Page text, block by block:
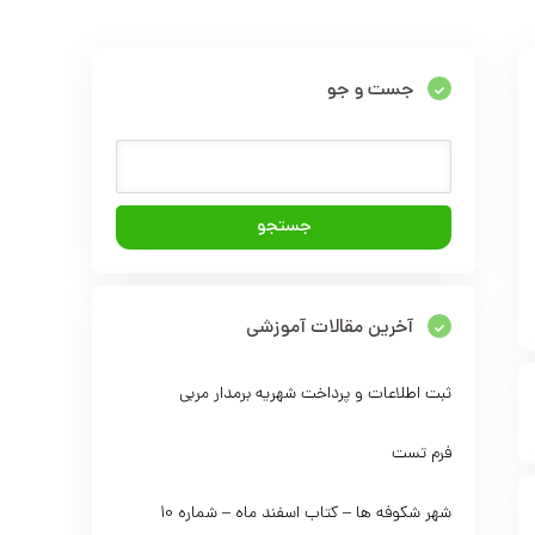
جست و جو
آخرین مقالات آموزشی
ثبت اطلاعات و پرداخت شهریه برمدار مربی
فرم تست
شهر شکوفه ها – کتاب اسفند ماه – شماره 10